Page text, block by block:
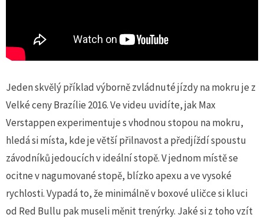
Jeden skvělý příklad výborně zvládnuté jízdy na mokru je z
Velké ceny Brazílie 2016. Ve videu uvidíte, jak Max
Verstappen experimentuje s vhodnou stopou na mokru,
hledá si místa, kde je větší přilnavost a předjíždí spoustu
závodníků jedoucích v ideální stopě. V jednom místě se
ocitne v nagumované stopě, blízko apexu a ve vysoké
rychlosti. Vypadá to, že minimálně v boxové uličce si kluci
od Red Bullu pak museli měnit trenýrky. Jaké si z toho vzít